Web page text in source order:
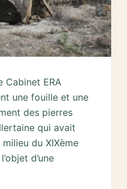
Cabinet ERA
une fouille et une
des pierres
qui avait
du XIXème
d’une